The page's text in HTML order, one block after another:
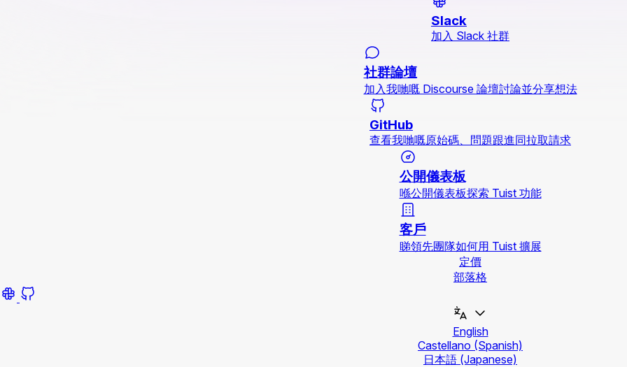
Slack
加入 Slack 社群
社群論壇
加入我哋嘅 Discourse 論壇討論並分享想法
GitHub
查看我哋嘅原始碼、問題跟進同拉取請求
公開儀表板
喺公開儀表板探索 Tuist 功能
客戶
睇領先團隊如何用 Tuist 擴展
定價
部落格
English
Castellano (Spanish)
日本語 (Japanese)